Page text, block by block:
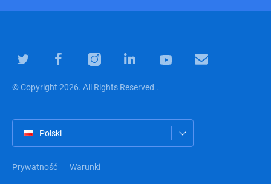
© Copyright 2026. All Rights Reserved .
Prywatność Warunki
Polski